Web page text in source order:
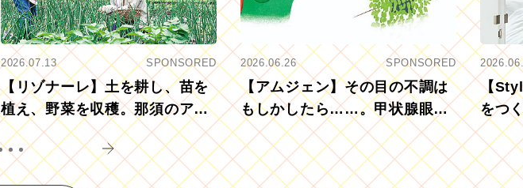
2026.07.13 SPONSORED
【リゾナーレ】土を耕し、苗を
植え、野菜を収穫。那須のアグ
リツーリズモを体験
2026.06.26 SPONSORED
【アムジェン】その目の不調は
もしかしたら……。甲状腺眼症
を知っていますか？
【
をつ